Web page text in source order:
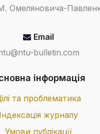
Омеляновича-
Email
bulletin.com
інформація
та проблематика
Індексація журналу
Умови публікації